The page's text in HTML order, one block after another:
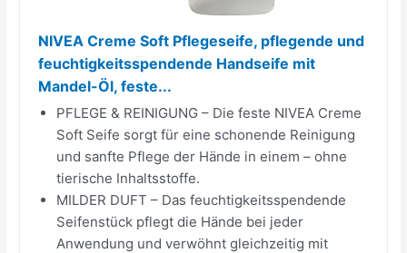
NIVEA Creme Soft Pflegeseife, pflegende und
feuchtigkeitsspendende Handseife mit
Mandel-Öl, feste...
PFLEGE & REINIGUNG – Die feste NIVEA Creme
Soft Seife sorgt für eine schonende Reinigung
und sanfte Pflege der Hände in einem – ohne
tierische Inhaltsstoffe.
MILDER DUFT – Das feuchtigkeitsspendende
Seifenstück pflegt die Hände bei jeder
Anwendung und verwöhnt gleichzeitig mit